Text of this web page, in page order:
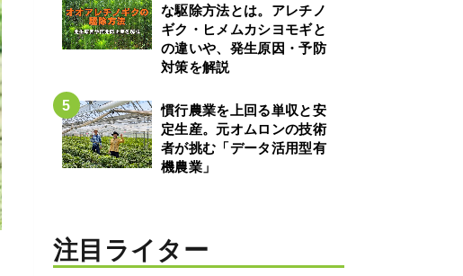
な駆除方法とは。アレチノ
ギク・ヒメムカシヨモギと
の違いや、発生原因・予防
対策を解説
慣行農業を上回る単収と安
定生産。元オムロンの技術
者が挑む「データ活用型有
機農業」
注目ライター